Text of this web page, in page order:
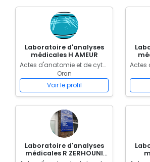
Laboratoire d'analyses
médicales H AMEUR
Actes d'anatomie et de cytologie pathologiques
Oran
Voir le profil
Laboratoire d'analyses
médicales R ZERHOUNI